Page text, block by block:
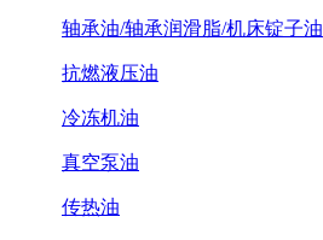
轴承油/轴承润滑脂/机床锭子油
抗燃液压油
冷冻机油
真空泵油
传热油